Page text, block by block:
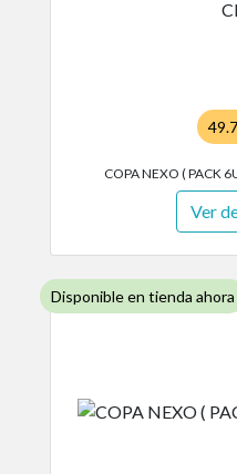
COPA NEXO ( PACK
Ver
Disponible en tienda ahora